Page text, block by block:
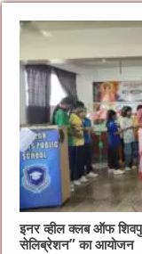
इनर व्हील क्लब ऑफ
सेलिब्रेशन” का आयोजन